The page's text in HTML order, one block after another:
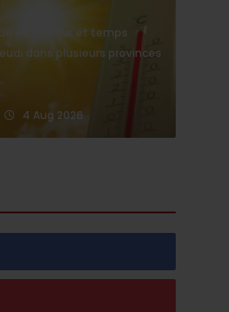
de chaleur et temps
dans plusieurs provinces
4 Aug 2026